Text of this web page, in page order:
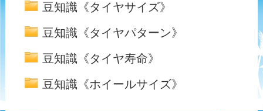
豆知識《タイヤサイズ》
豆知識《タイヤパターン》
豆知識《タイヤ寿命》
豆知識《ホイールサイズ》